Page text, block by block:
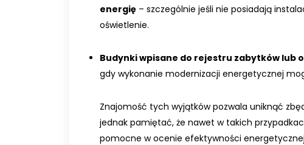
energię – szczególnie jeśli nie posiadają
oświetlenie.
Budynki wpisane do rejestru zabytków lub
gdy wykonanie modernizacji energetycznej
Znajomość tych wyjątków pozwala uniknąć
jednak pamiętać, że nawet w takich
pomocne w ocenie efektywności